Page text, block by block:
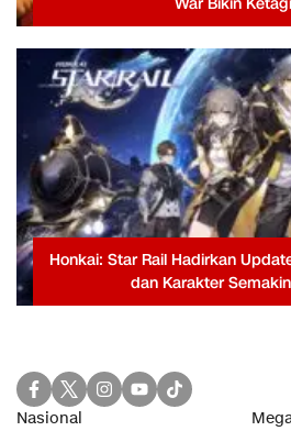
Honkai: Star Rail Hadirkan
dan Karakter
Nasional